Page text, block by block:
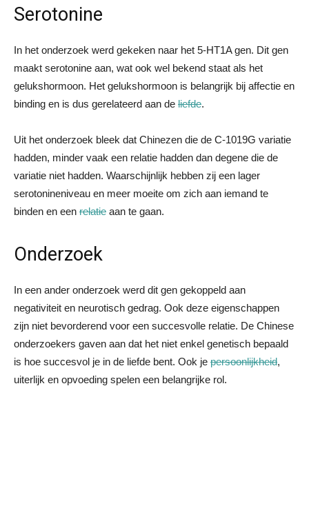
Serotonine
In het onderzoek werd gekeken naar het 5-HT1A gen. Dit gen
maakt serotonine aan, wat ook wel bekend staat als het
gelukshormoon. Het gelukshormoon is belangrijk bij affectie en
binding en is dus gerelateerd aan de liefde.
Uit het onderzoek bleek dat Chinezen die de C-1019G variatie
hadden, minder vaak een relatie hadden dan degene die de
variatie niet hadden. Waarschijnlijk hebben zij een lager
serotonineniveau en meer moeite om zich aan iemand te
binden en een relatie aan te gaan.
Onderzoek
In een ander onderzoek werd dit gen gekoppeld aan
negativiteit en neurotisch gedrag. Ook deze eigenschappen
zijn niet bevorderend voor een succesvolle relatie. De Chinese
onderzoekers gaven aan dat het niet enkel genetisch bepaald
is hoe succesvol je in de liefde bent. Ook je persoonlijkheid,
uiterlijk en opvoeding spelen een belangrijke rol.